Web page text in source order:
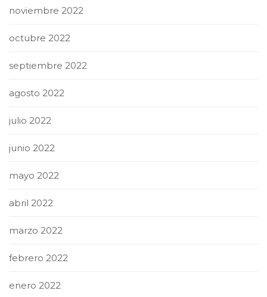
noviembre 2022
octubre 2022
septiembre 2022
agosto 2022
julio 2022
junio 2022
mayo 2022
abril 2022
marzo 2022
febrero 2022
enero 2022